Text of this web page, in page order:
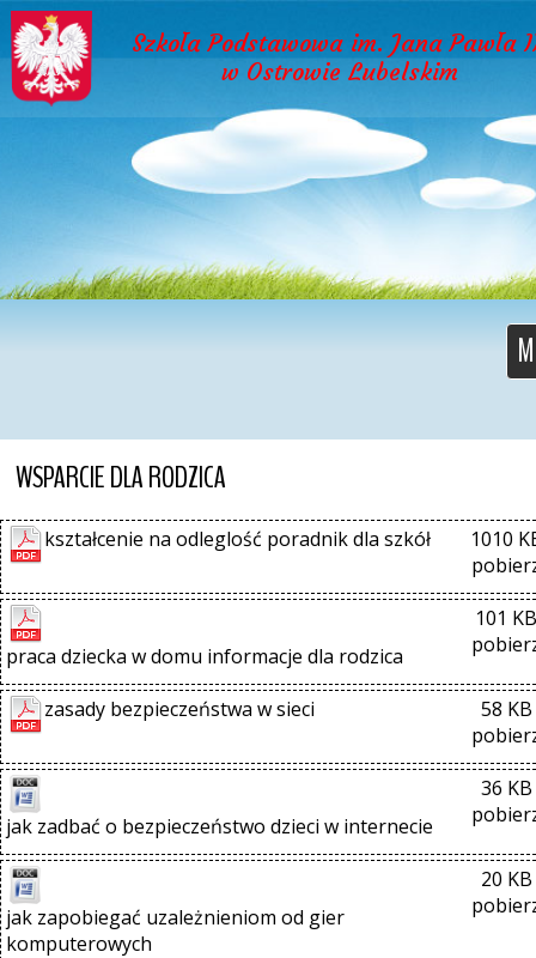
Szkoła Podstawowa im. Jana Pawła
w Ostrowie Lubelskim
WSPARCIE DLA RODZICA
kształcenie na odleglość poradnik dla szkół
1010
praca dziecka w domu informacje dla rodzica
101
zasady bezpieczeństwa w sieci
58 KB
jak zadbać o bezpieczeństwo dzieci w internecie
36 KB
jak zapobiegać uzależnieniom od gier
komputerowych
20 KB